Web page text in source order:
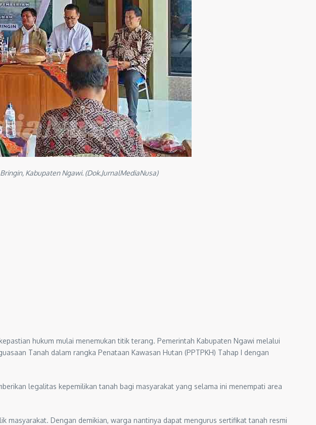
Kabupaten Ngawi. (Dok.JurnalMediaNusa)
hukum mulai menemukan titik terang. Pemerintah Kabupaten Ngawi melalui
Tanah dalam rangka Penataan Kawasan Hutan (PPTPKH) Tahap I dengan
legalitas kepemilikan tanah bagi masyarakat yang selama ini menempati area
masyarakat. Dengan demikian, warga nantinya dapat mengurus sertifikat tanah resmi